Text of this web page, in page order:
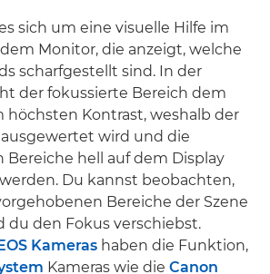
sich um eine visuelle Hilfe im
Monitor, die anzeigt, welche
scharfgestellt sind. In der
der fokussierte Bereich dem
höchsten Kontrast, weshalb der
wird und die
hell auf dem Display
Du kannst beobachten,
Bereiche der Szene
du den Fokus verschiebst.
Kameras haben die Funktion,
Kameras wie die Canon